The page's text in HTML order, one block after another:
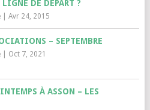
DE DÉPART ?
| Avr 24, 2015
– SEPTEMBRE
| Oct 7, 2021
À ASSON – LES